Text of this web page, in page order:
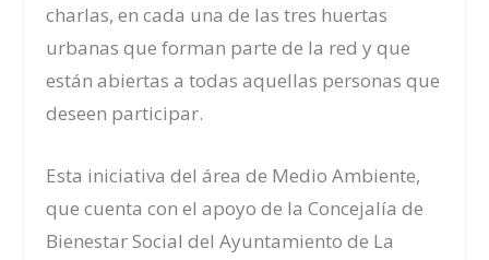
charlas, en cada una de las tres huertas
urbanas que forman parte de la red y que
están abiertas a todas aquellas personas que
deseen participar.
Esta iniciativa del área de Medio Ambiente,
que cuenta con el apoyo de la Concejalía de
Bienestar Social del Ayuntamiento de La